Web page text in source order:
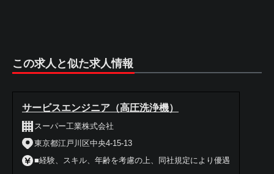
この求人と似た求人情報
サービスエンジニア（高圧洗浄機）
スーパー工業株式会社
東京都江戸川区中央4‐15‐13
■経験、スキル、年齢を考慮の上、同社規定により優遇